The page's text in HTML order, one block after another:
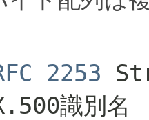
2253
識別名